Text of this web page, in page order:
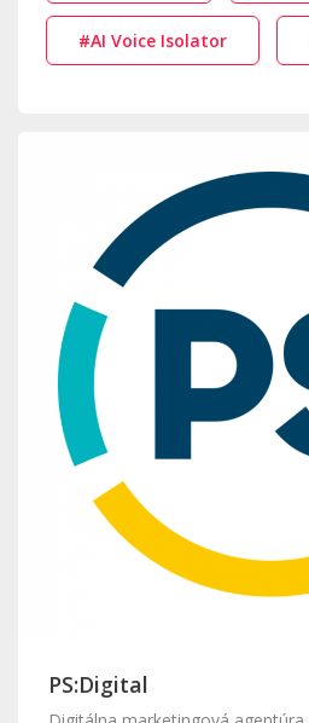
#AI Voice Isolator
PS:Digital